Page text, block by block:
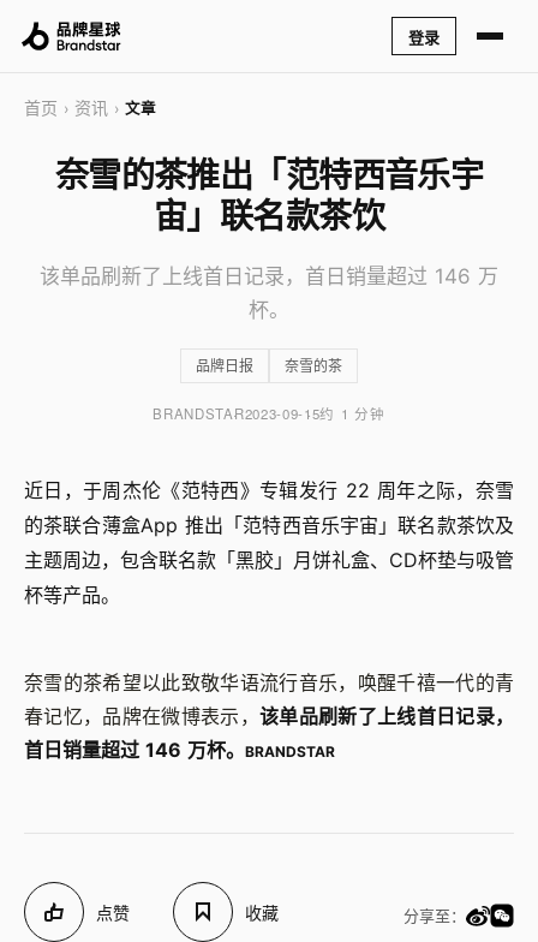
登录
首页 › 资讯 › 文章
奈雪的茶推出「范特西音乐宇
宙」联名款茶饮
该单品刷新了上线首日记录，首日销量超过 146 万
杯。
品牌日报 奈雪的茶
BRANDSTAR2023-09-15约 1 分钟
近日，于周杰伦《范特西》专辑发行 22 周年之际，奈雪
的茶联合薄盒App 推出「范特西音乐宇宙」联名款茶饮及
主题周边，包含联名款「黑胶」月饼礼盒、CD杯垫与吸管
杯等产品。
奈雪的茶希望以此致敬华语流行音乐，唤醒千禧一代的青
春记忆，品牌在微博表示， 该单品刷新了上线首日记录，
首日销量超过 146 万杯。 BRANDSTAR
点赞 收藏 分享至：